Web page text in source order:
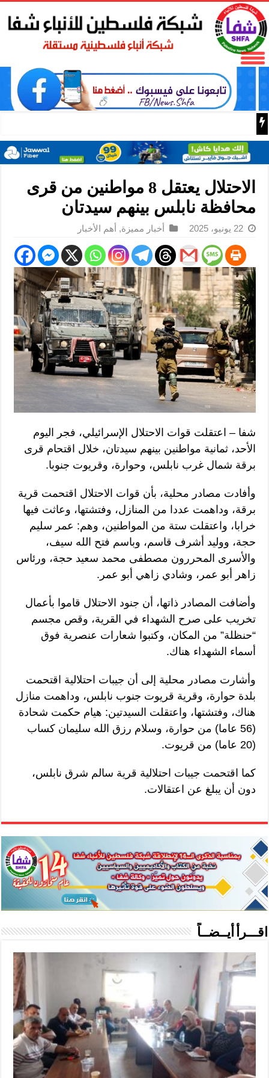
المكتب الحركي للعمال إقليم غرب غزة يختتم الدورة
الاحتلال يعتقل 8 مواطنين من قرى
محافظة نابلس بينهم سيدتان
22 يونيو، 2025 أخبار مميزة, أهم الأخبار
شفا – اعتقلت قوات الاحتلال الإسرائيلي، فجر اليوم
الأحد، ثمانية مواطنين بينهم سيدتان، خلال اقتحام قرى
برقة شمال غرب نابلس، وحوارة، وقريوت جنوبا.
وأفادت مصادر محلية، بأن قوات الاحتلال اقتحمت قرية
برقة، وداهمت عددا من المنازل، وفتشتها، وعاثت فيها
خرابا، واعتقلت ستة من المواطنين، وهم: عمر سليم
حجة، ووليد أشرف قاسم، وباسم فتح الله سيف،
والأسرى المحررون مصطفى محمد سعيد حجة، ورئاس
زاهر أبو عمر، وشادي زاهي أبو عمر.
وأضافت المصادر ذاتها، أن جنود الاحتلال قاموا بأعمال
تخريب على صرح الشهداء في القرية، وقص مجسم
“حنظلة” من المكان، وكتبوا شعارات عنصرية فوق
أسماء الشهداء هناك.
وأشارت مصادر محلية إلى أن جيبات احتلالية اقتحمت
بلدة حوارة، وقرية قريوت جنوب نابلس، وداهمت منازل
هناك، وفتشتها، واعتقلت السيدتين: هيام حكمت شحادة
(56 عاما) من حوارة، وسلام رزق الله سليمان كساب
(20 عاما) من قريوت.
كما اقتحمت جيبات احتلالية قرية سالم شرق نابلس،
دون أن يبلغ عن اعتقالات.
اقـــرأ أيــضــاً